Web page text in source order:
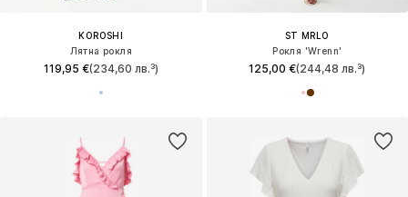
KOROSHI
Лятна рокля
119,95 €(234,60 лв.³)
ST MRLO
Рокля 'Wrenn'
125,00 €(244,48 лв.³)